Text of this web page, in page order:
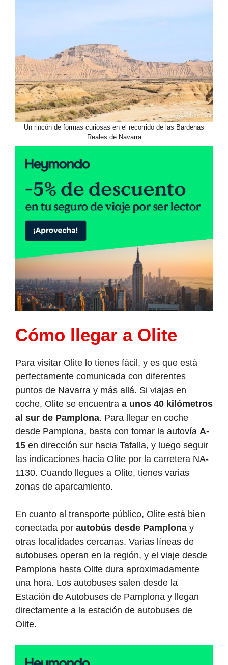
Un rincón de formas curiosas en el recorrido de las Bardenas
Reales de Navarra
Cómo llegar a Olite
Para visitar Olite lo tienes fácil, y es que está
perfectamente comunicada con diferentes
puntos de Navarra y más allá. Si viajas en
coche, Olite se encuentra a unos 40 kilómetros
al sur de Pamplona. Para llegar en coche
desde Pamplona, basta con tomar la autovía A-
15 en dirección sur hacia Tafalla, y luego seguir
las indicaciones hacia Olite por la carretera NA-
1130. Cuando llegues a Olite, tienes varias
zonas de aparcamiento.
En cuanto al transporte público, Olite está bien
conectada por autobús desde Pamplona y
otras localidades cercanas. Varias líneas de
autobuses operan en la región, y el viaje desde
Pamplona hasta Olite dura aproximadamente
una hora. Los autobuses salen desde la
Estación de Autobuses de Pamplona y llegan
directamente a la estación de autobuses de
Olite.